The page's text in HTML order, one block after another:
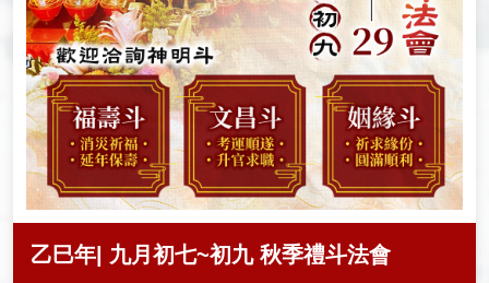
乙巳年| 九月初七~初九 秋季禮斗法會